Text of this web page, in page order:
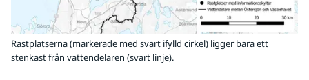
Rastplatserna (markerade med svart ifylld cirkel) ligger bara ett
stenkast från vattendelaren (svart linje).